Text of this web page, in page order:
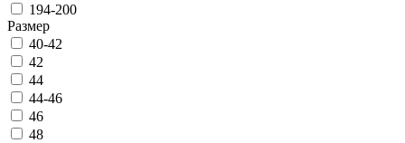
194-200
Размер
40-42
42
44
44-46
46
48